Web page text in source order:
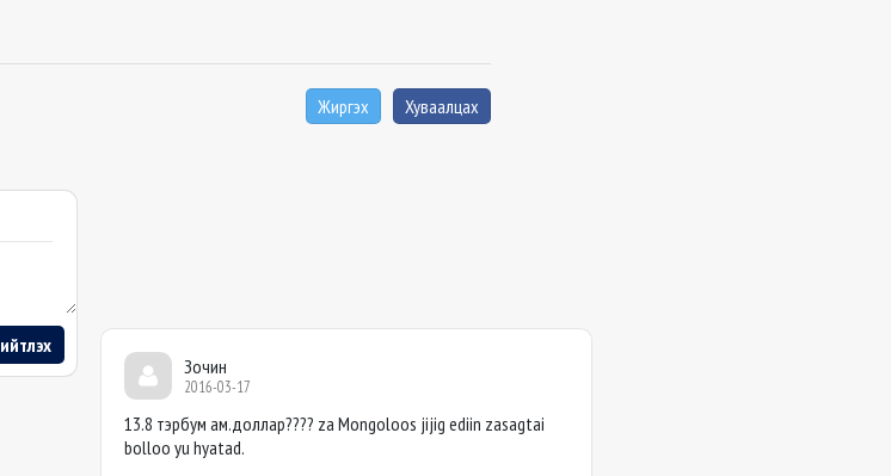
Жиргэх Хуваалцах
Зочин
2016-03-17
13.8 тэрбум ам.доллар???? za Mongoloos jijig ediin zasagtai
bolloo yu hyatad.